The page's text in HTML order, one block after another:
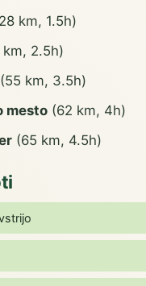
km, 1.5h)
2.5h)
km, 3.5h)
mesto(62 km, 4h)
(65 km, 4.5h)